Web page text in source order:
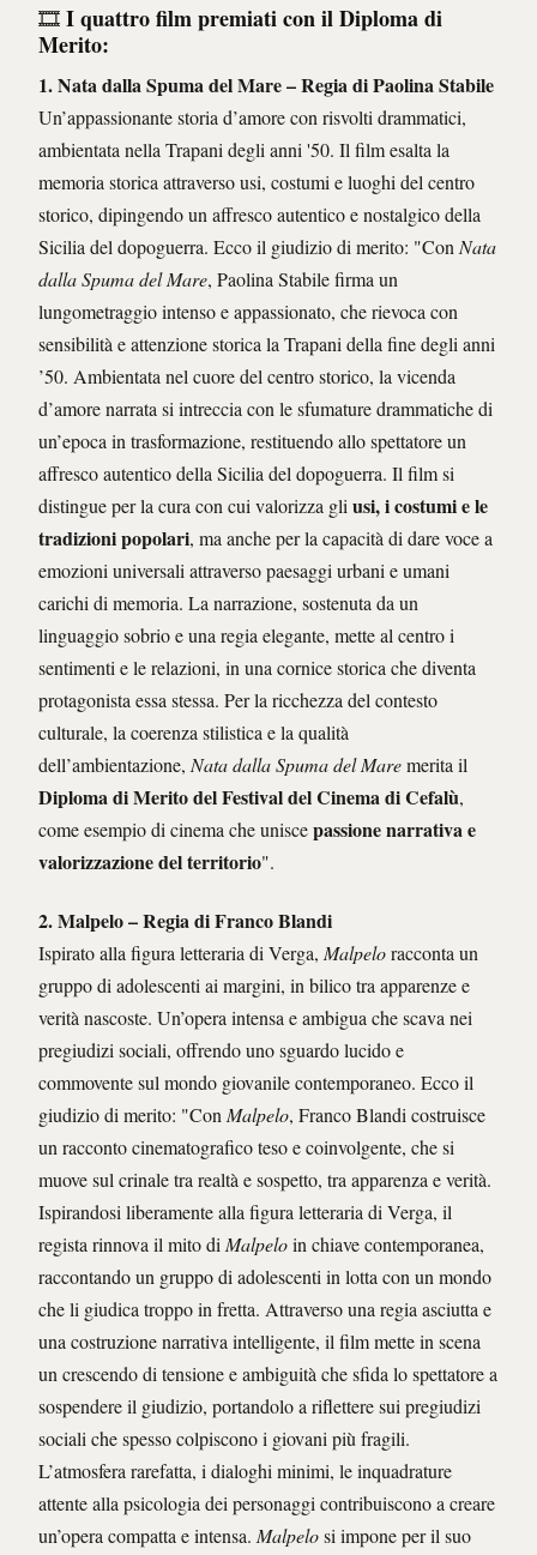
🎞️ I quattro film premiati con il Diploma di
Merito:
1.Nata dalla Spuma del Mare– Regia di Paolina Stabile
Un’appassionante storia d’amore con risvolti drammatici,
ambientata nella Trapani degli anni '50. Il film esalta la
memoria storica attraverso usi, costumi e luoghi del centro
storico, dipingendo un affresco autentico e nostalgico della
Sicilia del dopoguerra. Ecco il giudizio di merito: "Con Nata
dalla Spuma del Mare, Paolina Stabile firma un
lungometraggio intenso e appassionato, che rievoca con
sensibilità e attenzione storica la Trapani della fine degli anni
’50. Ambientata nel cuore del centro storico, la vicenda
d’amore narrata si intreccia con le sfumature drammatiche di
un’epoca in trasformazione, restituendo allo spettatore un
affresco autentico della Sicilia del dopoguerra. Il film si
distingue per la cura con cui valorizza gli usi, i costumi e le
tradizioni popolari, ma anche per la capacità di dare voce a
emozioni universali attraverso paesaggi urbani e umani
carichi di memoria. La narrazione, sostenuta da un
linguaggio sobrio e una regia elegante, mette al centro i
sentimenti e le relazioni, in una cornice storica che diventa
protagonista essa stessa. Per la ricchezza del contesto
culturale, la coerenza stilistica e la qualità
dell’ambientazione, Nata dalla Spuma del Maremerita il
Diploma di Merito del Festival del Cinema di Cefalù,
come esempio di cinema che uniscepassione narrativa e
valorizzazione del territorio".
2.Malpelo– Regia di Franco Blandi
Ispirato alla figura letteraria di Verga, Malpeloracconta un
gruppo di adolescenti ai margini, in bilico tra apparenze e
verità nascoste. Un’opera intensa e ambigua che scava nei
pregiudizi sociali, offrendo uno sguardo lucido e
commovente sul mondo giovanile contemporaneo. Ecco il
giudizio di merito: "ConMalpelo, Franco Blandi costruisce
un racconto cinematografico teso e coinvolgente, che si
muove sul crinale tra realtà e sospetto, tra apparenza e verità.
Ispirandosi liberamente alla figura letteraria di Verga, il
regista rinnova il mito diMalpeloin chiave contemporanea,
raccontando un gruppo di adolescenti in lotta con un mondo
che li giudica troppo in fretta. Attraverso una regia asciutta e
una costruzione narrativa intelligente, il film mette in scena
un crescendo di tensione e ambiguità che sfida lo spettatore a
sospendere il giudizio, portandolo a riflettere sui pregiudizi
sociali che spesso colpiscono i giovani più fragili.
L’atmosfera rarefatta, i dialoghi minimi, le inquadrature
attente alla psicologia dei personaggi contribuiscono a creare
un’opera compatta e intensa. Malpelosi impone per il suo